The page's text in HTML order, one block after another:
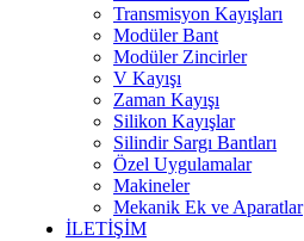
Transmisyon Kayışları
Modüler Bant
Modüler Zincirler
V Kayışı
Zaman Kayışı
Silikon Kayışlar
Silindir Sargı Bantları
Özel Uygulamalar
Makineler
Mekanik Ek ve Aparatlar
İLETİŞİM